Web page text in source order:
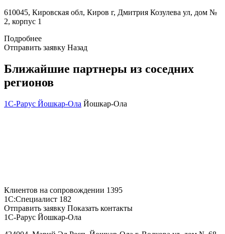
610045, Кировская обл, Киров г, Дмитрия Козулева ул, дом №
2, корпус 1
Подробнее
Отправить заявку Назад
Ближайшие партнеры из соседних
регионов
1С-Рарус Йошкар-Ола Йошкар-Ола
Клиентов на сопровождении 1395
1С:Специалист 182
Отправить заявку Показать контакты
1С-Рарус Йошкар-Ола